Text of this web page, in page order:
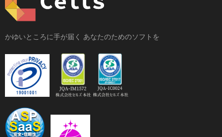
かゆいところに手が届く あなたのためのソフトを